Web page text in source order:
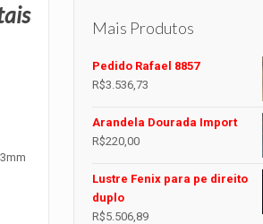
Mais Produtos
Pedido Rafael 8857
R$3.536,73
Arandela Dourada Import
R$220,00
Lustre Fenix para pe direito
duplo
R$5.506,89